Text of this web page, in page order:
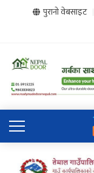
पुरानो वेबसाइट